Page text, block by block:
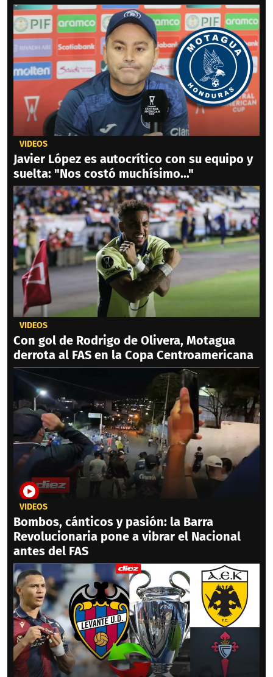
VIDEOS
Javier López es autocrítico con su equipo y
suelta: "Nos costó muchísimo..."
VIDEOS
Con gol de Rodrigo de Olivera, Motagua
derrota al FAS en la Copa Centroamericana
VIDEOS
Bombos, cánticos y pasión: la Barra
Revolucionaria pone a vibrar el Nacional
antes del FAS